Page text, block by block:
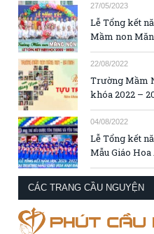
27/05/2023
Lễ Tổng kết
Mầm non
22/08/2022
Trường Mầm
khóa 2022 –
04/08/2022
Lễ Tổng kết
Mẫu Giáo
CÁC TRANG CẦU NGUYỆN